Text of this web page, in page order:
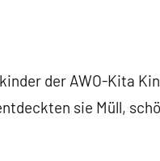
der AWO-Kita
sie Müll,